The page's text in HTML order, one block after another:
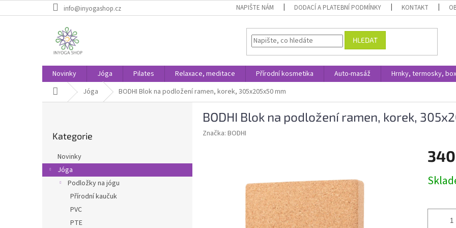
na
info@inyogashop.cz NAPIŠTE NÁM DODACÍ A PLATEBNÍ PODMÍNKY KONTAKT
HLEDAT
Novinky Jóga Pilates Relaxace, meditace Přírodní kosmetika Auto-masáž Hrnky, termosky,
Domů Jóga BODHI Blok na podložení ramen, korek, 305x205x50 mm
a
n
kategorie
Kategorie
Novinky
Jóga
Podložky na jógu
Přírodní kaučuk
PVC
PTE
BODHI Blok na podložení ramen, korek,
Značka: BODHI
cena: